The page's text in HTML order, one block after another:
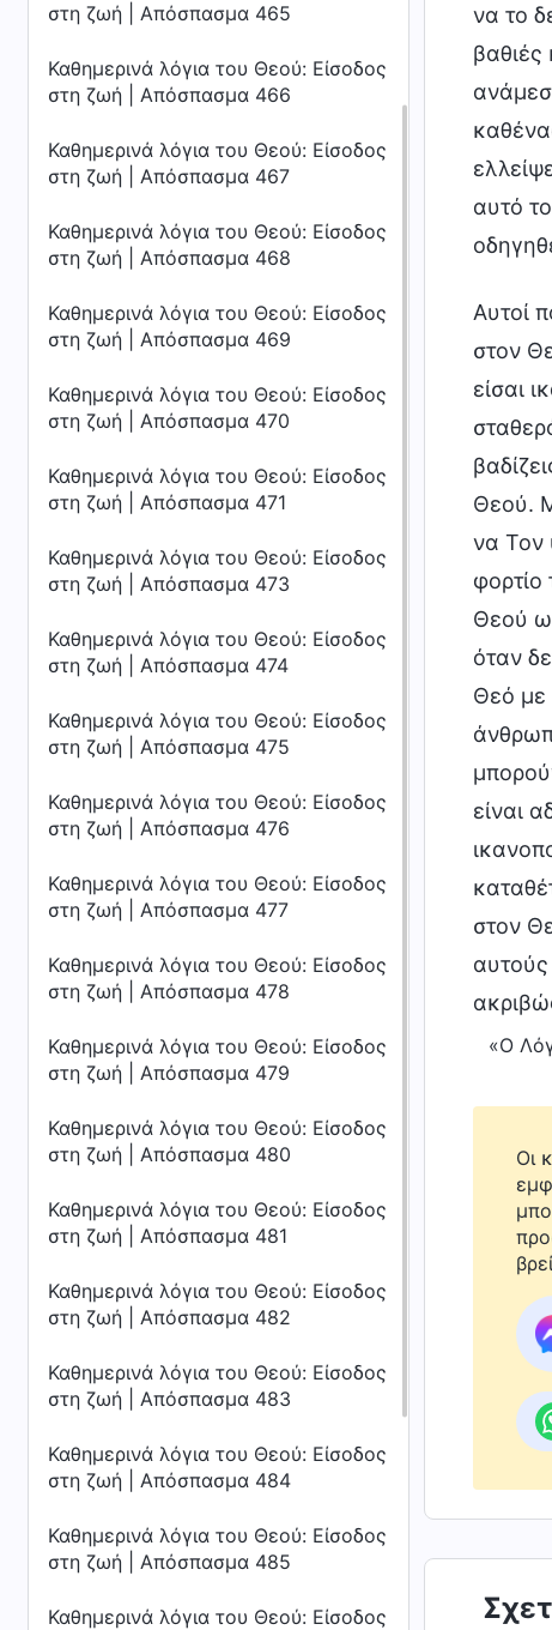
στη ζωή | Απόσπασμα 465
Καθημερινά λόγια του Θεού: Είσοδος
στη ζωή | Απόσπασμα 466
Καθημερινά λόγια του Θεού: Είσοδος
στη ζωή | Απόσπασμα 467
Καθημερινά λόγια του Θεού: Είσοδος
στη ζωή | Απόσπασμα 468
Καθημερινά λόγια του Θεού: Είσοδος
στη ζωή | Απόσπασμα 469
Καθημερινά λόγια του Θεού: Είσοδος
στη ζωή | Απόσπασμα 470
Καθημερινά λόγια του Θεού: Είσοδος
στη ζωή | Απόσπασμα 471
Καθημερινά λόγια του Θεού: Είσοδος
στη ζωή | Απόσπασμα 473
Καθημερινά λόγια του Θεού: Είσοδος
στη ζωή | Απόσπασμα 474
Καθημερινά λόγια του Θεού: Είσοδος
στη ζωή | Απόσπασμα 475
Καθημερινά λόγια του Θεού: Είσοδος
στη ζωή | Απόσπασμα 476
Καθημερινά λόγια του Θεού: Είσοδος
στη ζωή | Απόσπασμα 477
Καθημερινά λόγια του Θεού: Είσοδος
στη ζωή | Απόσπασμα 478
Καθημερινά λόγια του Θεού: Είσοδος
στη ζωή | Απόσπασμα 479
Καθημερινά λόγια του Θεού: Είσοδος
στη ζωή | Απόσπασμα 480
Καθημερινά λόγια του Θεού: Είσοδος
στη ζωή | Απόσπασμα 481
Καθημερινά λόγια του Θεού: Είσοδος
στη ζωή | Απόσπασμα 482
Καθημερινά λόγια του Θεού: Είσοδος
στη ζωή | Απόσπασμα 483
Καθημερινά λόγια του Θεού: Είσοδος
στη ζωή | Απόσπασμα 484
Καθημερινά λόγια του Θεού: Είσοδος
στη ζωή | Απόσπασμα 485
Καθημερινά λόγια του Θεού: Είσοδος
να το
βαθιές
αυτό
Αυτοί
στον
είσαι
Θεού.
να Τον
φορτίο
Θεού
όταν
Θεό με
είναι
στον
«Ο
Οι